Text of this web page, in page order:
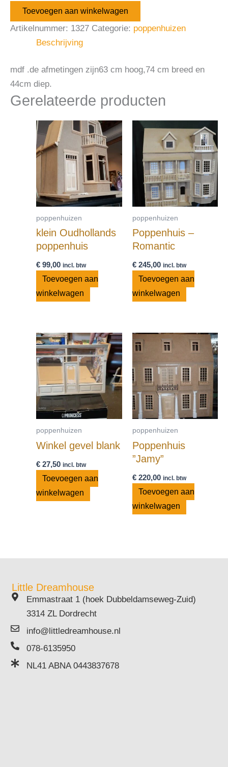
Toevoegen aan winkelwagen
Artikelnummer: 1327 Categorie: poppenhuizen
Beschrijving
mdf .de afmetingen zijn63 cm hoog,74 cm breed en
44cm diep.
Gerelateerde producten
poppenhuizen
klein Oudhollands
poppenhuis
€ 99,00 incl. btw
Toevoegen aan
winkelwagen
poppenhuizen
Poppenhuis –
Romantic
€245,00 incl. btw
Toevoegen aan
winkelwagen
poppenhuizen
Winkel gevel blank
€ 27,50 incl. btw
Toevoegen aan
winkelwagen
poppenhuizen
Poppenhuis
”Jamy”
€220,00 incl. btw
Toevoegen aan
winkelwagen
Little Dreamhouse
Emmastraat 1 (hoek Dubbeldamseweg-Zuid)
3314 ZL Dordrecht
info@littledreamhouse.nl
078-6135950
NL41 ABNA 0443837678